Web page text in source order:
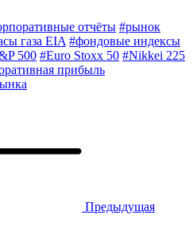
отчёты #рынок
газа EIA #фондовые индексы
500 #Euro Stoxx 50 #Nikkei 225
прибыль
Предыдущая